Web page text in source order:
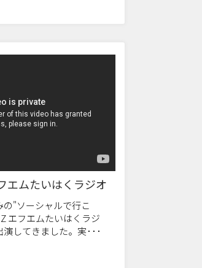
エムたいはくラジオ
"ソーシャルで行こ
エフエムたいはくラジ
してきました。実･･･